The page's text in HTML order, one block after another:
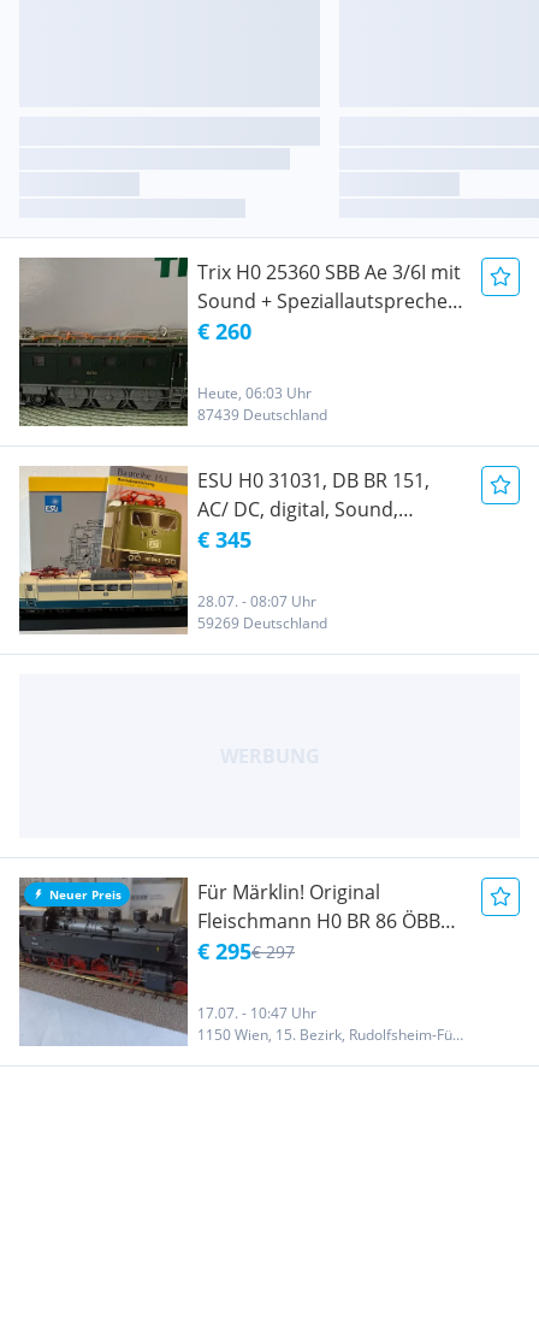
Trix H0 25360 SBB Ae 3/6I mit
Sound + Speziallautsprecher
von ESU
€ 260
Heute, 06:03 Uhr
87439 Deutschland
ESU H0 31031, DB BR 151,
AC/ DC, digital, Sound,
Pantosteuerung - Top!
€ 345
28.07. - 08:07 Uhr
59269 Deutschland
Neuer Preis
Für Märklin! Original
Fleischmann H0 BR 86 ÖBB
Digital mit ESU Sound*
€ 295€ 297
17.07. - 10:47 Uhr
1150 Wien, 15. Bezirk, Rudolfsheim-Fünfhaus